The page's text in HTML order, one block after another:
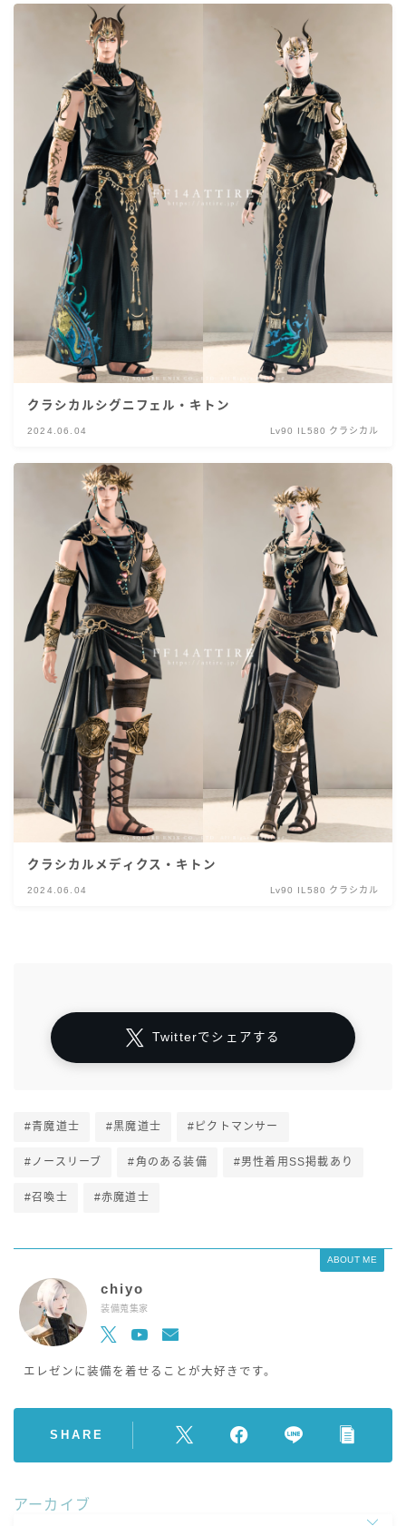
クラシカルシグニフェル・キトン
2024.06.04 Lv90 IL580 クラシカル
クラシカルメディクス・キトン
2024.06.04 Lv90 IL580 クラシカル
Twitterでシェアする
#青魔道士 #黒魔道士 #ピクトマンサー
#ノースリーブ #角のある装備 #男性着用SS掲載あり
#召喚士 #赤魔道士
ABOUT ME
chiyo
装備蒐集家
エレゼンに装備を着せることが大好きです。
SHARE
アーカイブ